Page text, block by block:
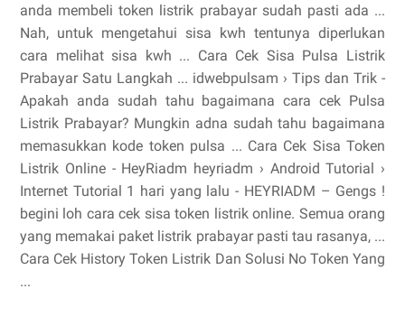
anda membeli token listrik prabayar sudah pasti ada ...
Nah, untuk mengetahui sisa kwh tentunya diperlukan
cara melihat sisa kwh ... Cara Cek Sisa Pulsa Listrik
Prabayar Satu Langkah ... idwebpulsam › Tips dan Trik -
Apakah anda sudah tahu bagaimana cara cek Pulsa
Listrik Prabayar? Mungkin adna sudah tahu bagaimana
memasukkan kode token pulsa ... Cara Cek Sisa Token
Listrik Online - HeyRiadm heyriadm › Android Tutorial ›
Internet Tutorial 1 hari yang lalu - HEYRIADM – Gengs !
begini loh cara cek sisa token listrik online. Semua orang
yang memakai paket listrik prabayar pasti tau rasanya, ...
Cara Cek History Token Listrik Dan Solusi No Token Yang
...